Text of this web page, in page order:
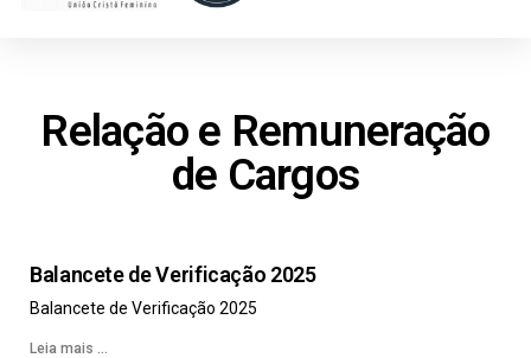
Relação e Remuneração
de Cargos
Balancete de Verificação 2025
Balancete de Verificação 2025
Leia mais ...